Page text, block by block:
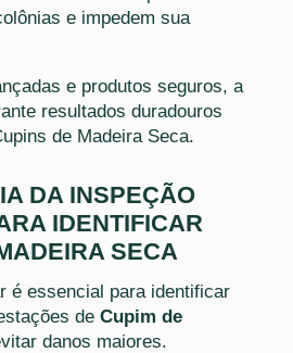
e impedem sua
e produtos seguros, a
resultados duradouros
de Madeira Seca.
DA INSPEÇÃO
IDENTIFICAR
SECA
é essencial para identificar
de Cupim de
danos maiores.